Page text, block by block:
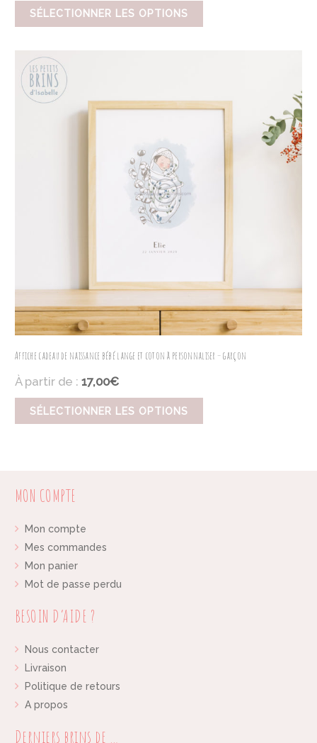
SÉLECTIONNER LES OPTIONS
Affiche cadeau de naissance bébé lange et coton à personnaliser – garçon
À partir de : 17,00€
SÉLECTIONNER LES OPTIONS
MON COMPTE
Mon compte
Mes commandes
Mon panier
Mot de passe perdu
BESOIN D’AIDE ?
Nous contacter
Livraison
Politique de retours
A propos
Derniers brins de …